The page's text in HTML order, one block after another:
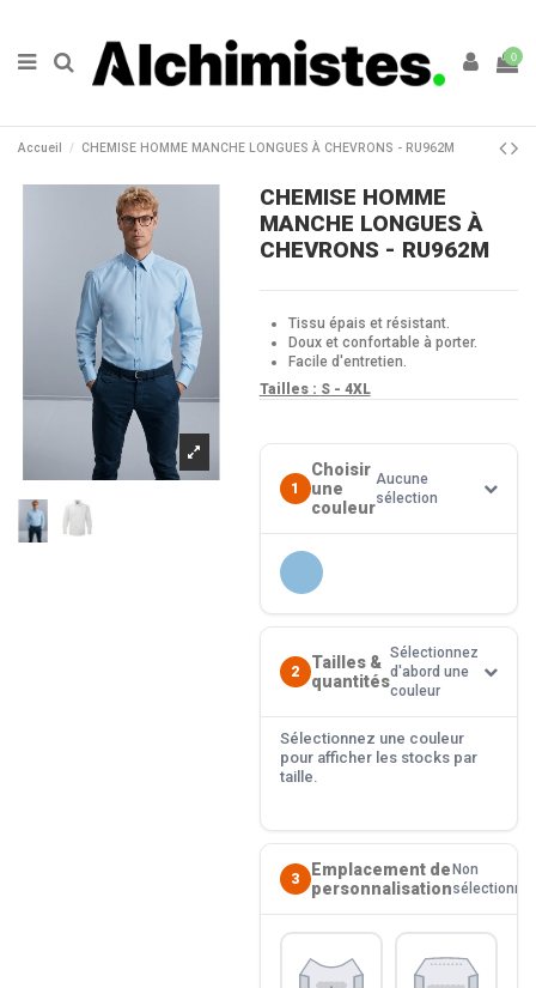
0
Accueil CHEMISE HOMME MANCHE LONGUES À CHEVRONS - RU962M
CHEMISE HOMME
MANCHE LONGUES À
CHEVRONS - RU962M
Tissu épais et résistant.
Doux et confortable à porter.
Facile d'entretien.
Tailles : S - 4XL
1
Choisir
une
couleur
Aucune
sélection
2
Tailles &
quantités
Sélectionnez
d'abord une
couleur
Sélectionnez une couleur
pour afficher les stocks par
taille.
3
Emplacement de
personnalisation
Non
sélectionné